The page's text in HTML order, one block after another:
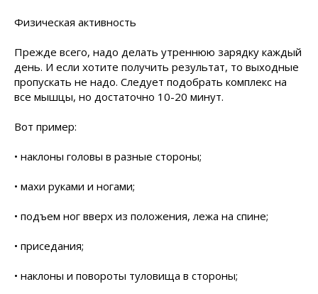
Физическая активность
Прежде всего, надо делать утреннюю зарядку каждый
день. И если хотите получить результат, то выходные
пропускать не надо. Следует подобрать комплекс на
все мышцы, но достаточно 10-20 минут.
Вот пример:
• наклоны головы в разные стороны;
• махи руками и ногами;
• подъем ног вверх из положения, лежа на спине;
• приседания;
• наклоны и повороты туловища в стороны;